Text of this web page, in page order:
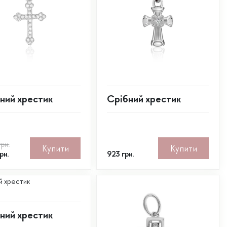
хрестик
Купити
Срібний хрестик
923 грн.
Купити
хрестик